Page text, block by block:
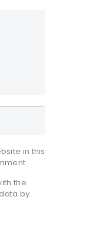
in this
the
by